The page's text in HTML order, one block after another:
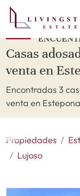
Casas
venta en
Encontradas 3
venta en
Propiedades
Lujoso